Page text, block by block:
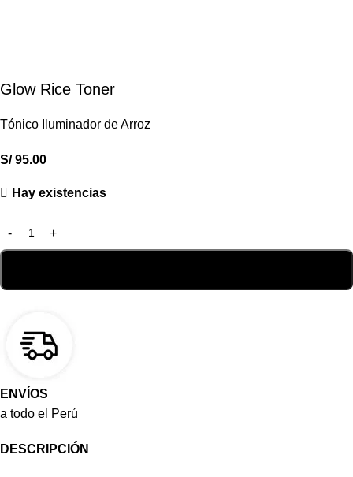
Glow Rice Toner
Tónico Iluminador de Arroz
S/95.00
Hay existencias
ENVÍOS
a todo el Perú
DESCRIPCIÓN